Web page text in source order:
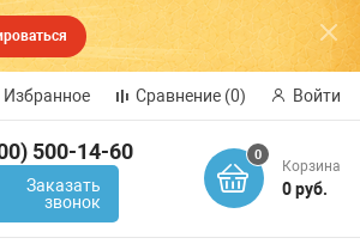
Избранное Сравнение (0) Войти
500-14-60
Заказать
звонок
0
Корзина
0 руб.